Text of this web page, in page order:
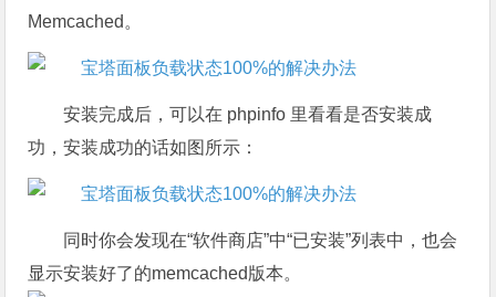
Memcached。
安装完成后，可以在 phpinfo 里看看是否安装成
功，安装成功的话如图所示：
同时你会发现在“软件商店”中“已安装”列表中，也会
显示安装好了的memcached版本。